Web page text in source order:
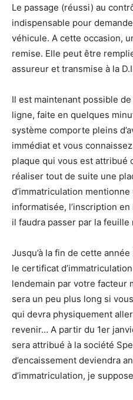
Le passage (réussi) au
indispensable pour
véhicule. A cette occasion,
remise. Elle peut être
assureur et transmise à la
Il est maintenant possible
ligne, faite en quelques
système comporte pleins
immédiat et vous
plaque qui vous est attribué
réaliser tout de suite une
d’immatriculation
informatisée, l’inscription
il faudra passer par la feuille
Jusqu’à la fin de cette
le certificat
lendemain par votre facteur
sera un peu plus long si
qui devra physiquement
revenir… A partir du 1er
sera attribué à la société
d’encaissement deviendra
d’immatriculation, je